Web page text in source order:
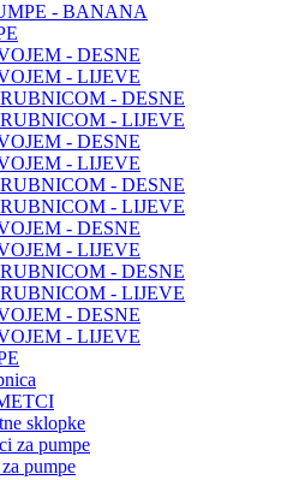
- BANANA
- DESNE
- LIJEVE
- DESNE
- LIJEVE
- DESNE
- LIJEVE
- DESNE
- LIJEVE
- DESNE
- LIJEVE
- DESNE
- LIJEVE
- DESNE
- LIJEVE
sklopke
za pumpe
pumpe